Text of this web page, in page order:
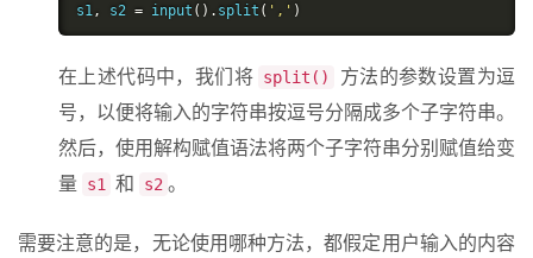
s1, s2 = input (). split ( ',' )
在上述代码中，我们将 split()
方法的参数设置为逗
号，以便将输入的字符串按逗号分隔成多个子字符串。
然后，使用解构赋值语法将两个子字符串分别赋值给变
量
s1 和 s2 。
需要注意的是，无论使用哪种方法，都假定用户输入的内容